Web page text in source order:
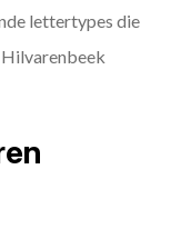
lettertypes die